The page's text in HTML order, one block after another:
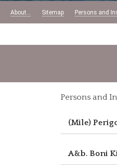
About... Sitemap Persons and
Persons and
(Mile)
A&b. Boni